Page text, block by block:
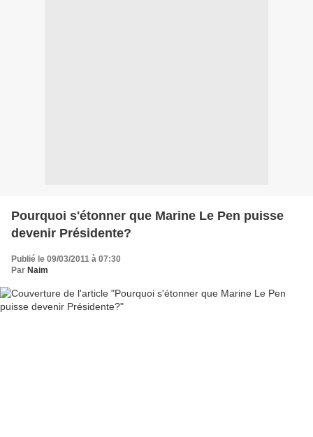
Pourquoi s'étonner que Marine Le Pen puisse
devenir Présidente?
Publié le 09/03/2011 à 07:30
Par Naim